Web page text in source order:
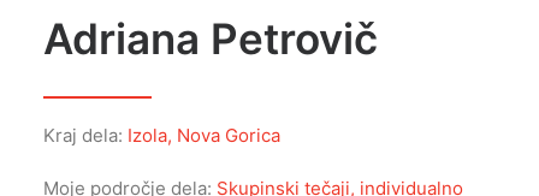
TRGOVINA
E-UČILNICA
PODCAST
Adriana Petrovič
Kraj dela: Izola, Nova Gorica
Moje področje dela: Skupinski tečaji, individualno